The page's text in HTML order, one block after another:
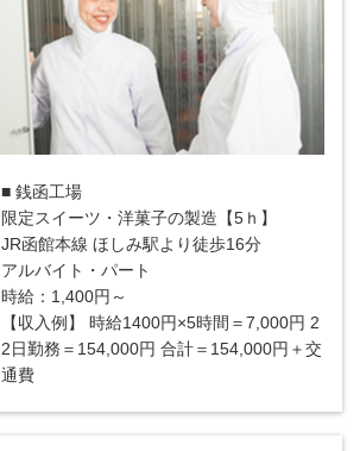
■ 銭函工場
限定スイーツ・洋菓子の製造【5ｈ】
JR函館本線 ほしみ駅より徒歩16分
アルバイト・パート
時給：1,400円～
【収入例】 時給1400円×5時間＝7,000円 2
2日勤務＝154,000円 合計＝154,000円＋交
通費